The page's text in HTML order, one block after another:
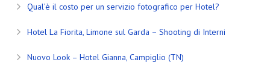
Qual’è il costo per un servizio fotografico per Hotel?
Hotel La Fiorita, Limone sul Garda – Shooting di Interni
Nuovo Look – Hotel Gianna, Campiglio (TN)